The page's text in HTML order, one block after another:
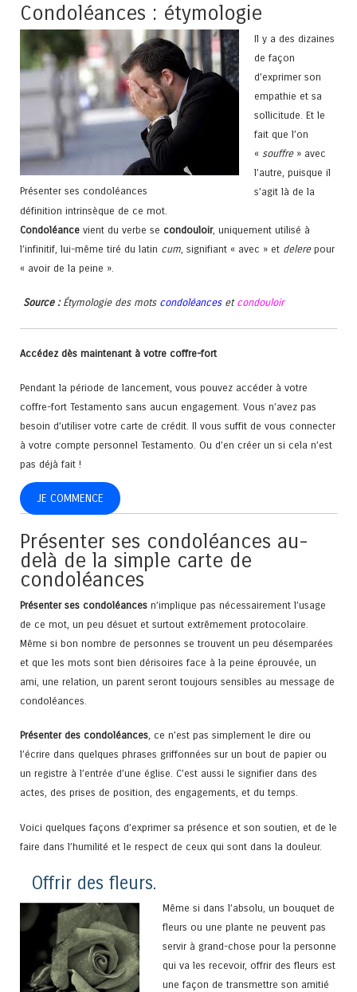
Condoléances : étymologie
Présenter ses condoléances
Il y a des dizaines
de façon
d’exprimer son
empathie et sa
sollicitude. Et le
fait que l’on
« souffre» avec
l’autre, puisque il
s’agit là de la
définition intrinsèque de ce mot.
Condoléance vient du verbe se condouloir, uniquement utilisé à
l’infinitif, lui-même tiré du latin cum, signifiant « avec » et delerepour
« avoir de la peine ».
Source :Étymologie des mots condoléanceset condouloir
Accédez dès maintenant à votre coffre-fort
Pendant la période de lancement, vous pouvez accéder à votre
coffre-fort Testamento sans aucun engagement. Vous n’avez pas
besoin d’utiliser votre carte de crédit. Il vous suffit de vous connecter
à votre compte personnel Testamento. Ou d’en créer un si cela n’est
pas déjà fait !
JE COMMENCE
Présenter ses condoléances au-
delà de la simple carte de
condoléances
Présenter ses condoléances n’implique pas nécessairement l’usage
de ce mot, un peu désuet et surtout extrêmement protocolaire.
Même si bon nombre de personnes se trouvent un peu désemparées
et que les mots sont bien dérisoires face à la peine éprouvée, un
ami, une relation, un parent seront toujours sensibles au message de
condoléances.
Présenter des condoléances, ce n’est pas simplement le dire ou
l’écrire dans quelques phrases griffonnées sur un bout de papier ou
un registre à l’entrée d’une église. C’est aussi le signifier dans des
actes, des prises de position, des engagements, et du temps.
Voici quelques façons d’exprimer sa présence et son soutien, et de le
faire dans l’humilité et le respect de ceux qui sont dans la douleur.
Offrir des fleurs.
Même si dans l’absolu, un bouquet de
fleurs ou une plante ne peuvent pas
servir à grand-chose pour la personne
qui va les recevoir, offrir des fleurs est
une façon de transmettre son amitié